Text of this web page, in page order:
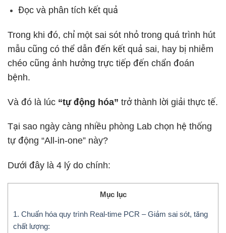
Đọc và phân tích kết quả
Trong khi đó, chỉ một sai sót nhỏ trong quá trình hút
mẫu cũng có thể dẫn đến kết quả sai, hay bị nhiễm
chéo cũng ảnh hưởng trực tiếp đến chẩn đoán
bệnh.
Và đó là lúc “tự động hóa” trở thành lời giải thực tế.
Tại sao ngày càng nhiều phòng Lab chọn hệ thống
tự động “All-in-one” này?
Dưới đây là 4 lý do chính:
Mục lục
1. Chuẩn hóa quy trình Real-time PCR – Giảm sai sót, tăng
chất lượng: